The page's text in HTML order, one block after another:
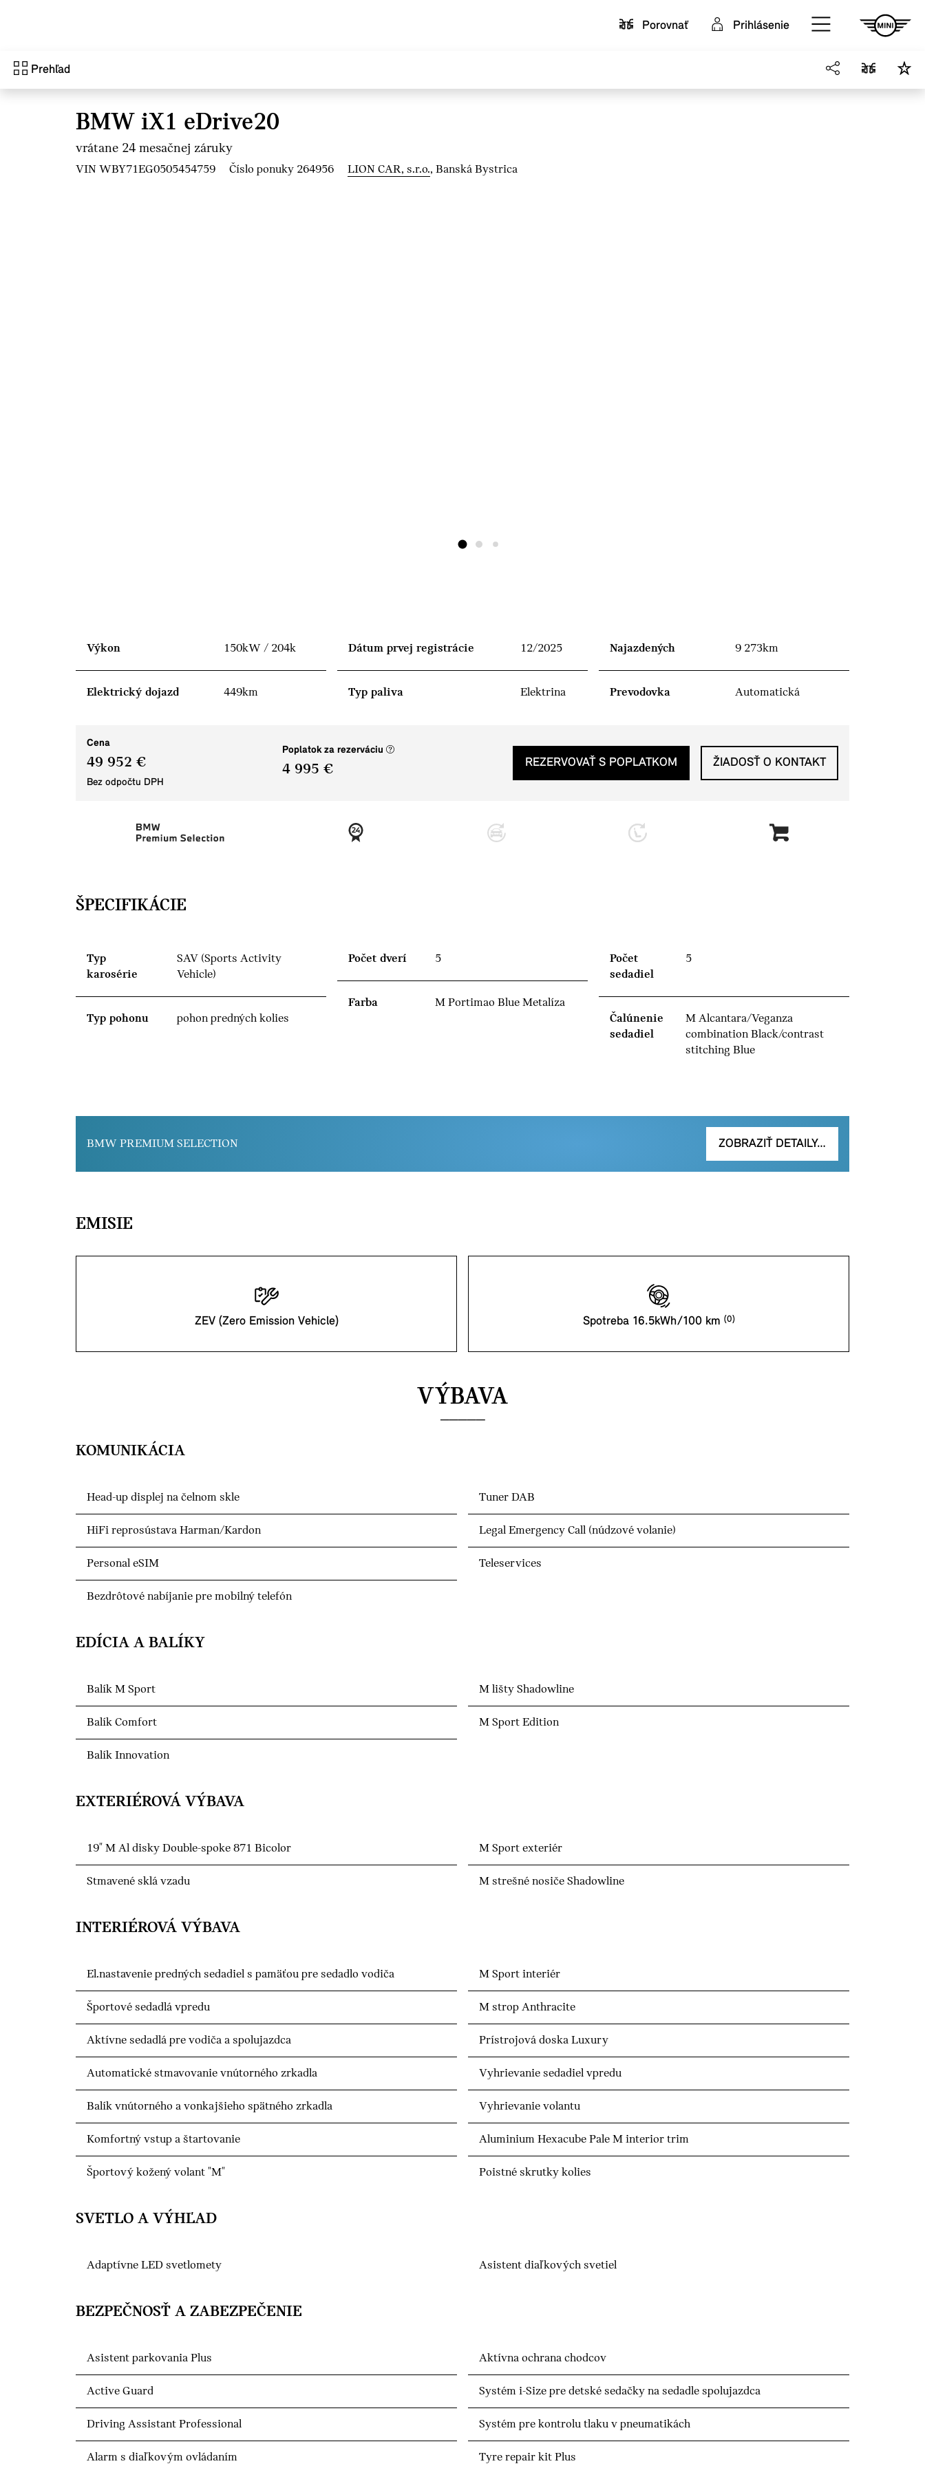
Porovnať
Prihlásenie
Prehľad
BMW iX1 eDrive20
vrátane 24 mesačnej záruky
VIN WBY71EG0505454759 Číslo ponuky 264956 LION CAR, s.r.o., Banská Bystrica
Výkon 150kW / 204k
Elektrický dojazd 449km
Dátum prvej registrácie 12/2025
Typ paliva Elektrina
Najazdených 9 273km
Prevodovka Automatická
Cena
49 952 €
Bez odpočtu DPH
Poplatok za rezerváciu (nové okno)
4 995 € REZERVOVAŤ S POPLATKOM ŽIADOSŤ O KONTAKT
ŠPECIFIKÁCIE
Typ
karosérie
SAV (Sports Activity
Vehicle)
Typ pohonu pohon predných kolies
Počet dverí 5
Farba M Portimao Blue Metalíza
Počet
sedadiel
5
Čalúnenie
sedadiel
M Alcantara/Veganza
combination Black/contrast
stitching Blue
BMW PREMIUM SELECTION ZOBRAZIŤ DETAILY…
EMISIE
ZEV (Zero Emission Vehicle) Spotreba 16.5kWh/100 km
VÝBAVA
KOMUNIKÁCIA
Head-up displej na čelnom skle
HiFi reprosústava Harman/Kardon
Personal eSIM
Bezdrôtové nabíjanie pre mobilný telefón
Tuner DAB
Legal Emergency Call (núdzové volanie)
Teleservices
EDÍCIA A BALÍKY
Balík M Sport
Balík Comfort
Balík Innovation
M lišty Shadowline
M Sport Edition
EXTERIÉROVÁ VÝBAVA
19" M Al disky Double-spoke 871 Bicolor
Stmavené sklá vzadu
M Sport exteriér
M strešné nosiče Shadowline
INTERIÉROVÁ VÝBAVA
El.nastavenie predných sedadiel s pamäťou pre sedadlo vodiča
Športové sedadlá vpredu
Aktívne sedadlá pre vodiča a spolujazdca
Automatické stmavovanie vnútorného zrkadla
Balík vnútorného a vonkajšieho spätného zrkadla
Komfortný vstup a štartovanie
Športový kožený volant "M"
M Sport interiér
M strop Anthracite
Prístrojová doska Luxury
Vyhrievanie sedadiel vpredu
Vyhrievanie volantu
Aluminium Hexacube Pale M interior trim
Poistné skrutky kolies
SVETLO A VÝHĽAD
Adaptívne LED svetlomety Asistent diaľkových svetiel
BEZPEČNOSŤ A ZABEZPEČENIE
Asistent parkovania Plus
Active Guard
Driving Assistant Professional
Alarm s diaľkovým ovládaním
Aktívna ochrana chodcov
Systém i-Size pre detské sedačky na sedadle spolujazdca
Systém pre kontrolu tlaku v pneumatikách
Tyre repair kit Plus